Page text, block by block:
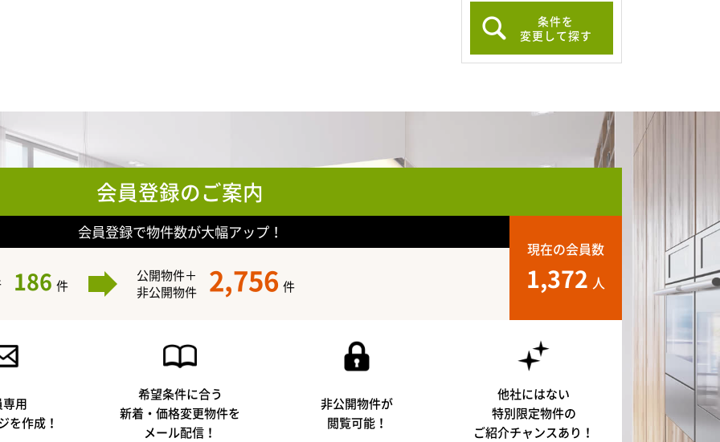
条件を
変更して探す
会員登録のご案内
会員登録で物件数が大幅アップ！
186 件
公開物件＋
非公開物件
2,756 件
現在の会員数
1,372 人
用
を作成！
希望条件に合う
新着・価格変更物件を
メール配信！
非公開物件が
閲覧可能！
他社にはない
特別限定物件の
ご紹介チャンスあり！